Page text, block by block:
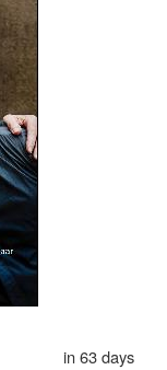
in 63 days